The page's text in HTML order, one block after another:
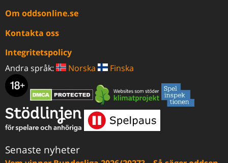
Om oddsonline.se
Kontakta oss
Integritetspolicy
Andra språk:
Norska Finska
Senaste nyheter